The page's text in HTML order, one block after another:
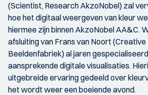
(Scientist, Research AkzoNobel) zal
hoe het digitaal weergeven van kleur
hiermee zijn binnen AkzoNobel AA&C.
afsluiting van Frans van Noort
Beeldenfabriek) al jaren
aansprekende digitale visualisaties.
uitgebreide ervaring gedeeld over
het wordt weer een boeiende avond.